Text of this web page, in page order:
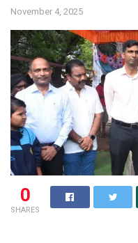
November 4, 2025
0
SHARES